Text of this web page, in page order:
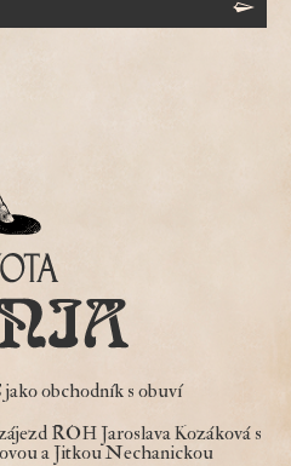
jako obchodník s obuví
ROH Jaroslava Kozáková s
a Jitkou Nechanickou